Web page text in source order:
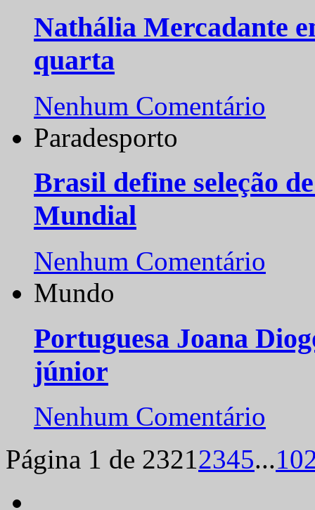
Nathália Mercadante
quarta
Nenhum Comentário
Paradesporto
Brasil define seleção
Mundial
Nenhum Comentário
Mundo
Portuguesa Joana
júnior
Nenhum Comentário
Página 1 de 23212345...10